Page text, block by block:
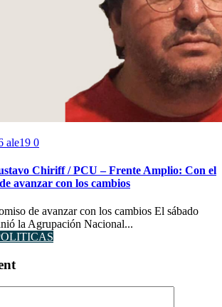
ale19 0
Chiriff / PCU – Frente Amplio: Con el
avanzar con los cambios
de avanzar con los cambios El sábado
la Agrupación Nacional...